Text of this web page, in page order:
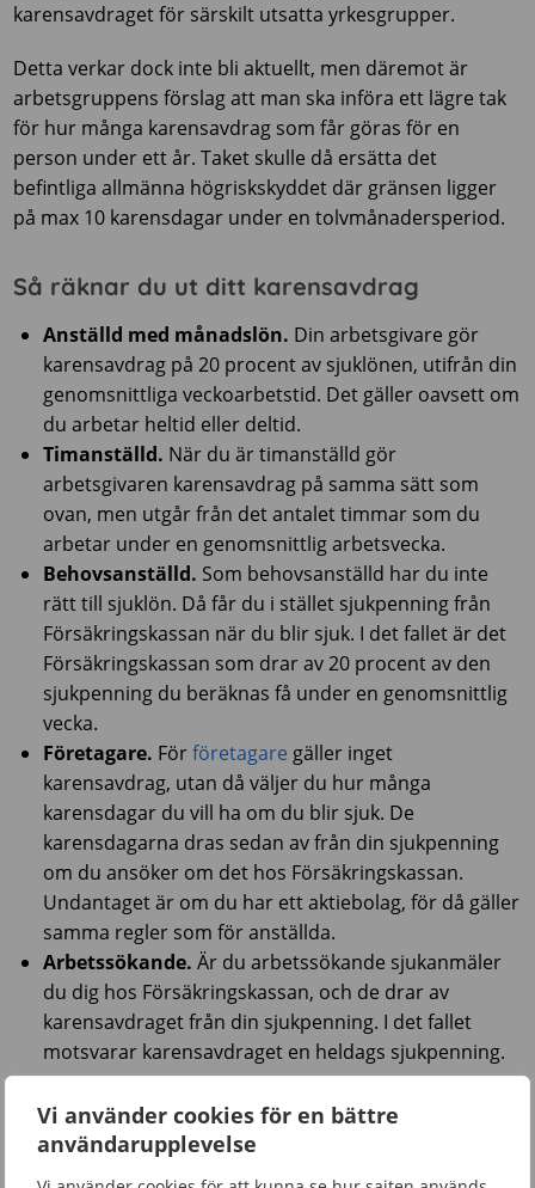
Vi använder cookies för en bättre
användarupplevelse
karensavdraget för särskilt utsatta yrkesgrupper.
Detta verkar dock inte bli aktuellt, men däremot är
arbetsgruppens förslag att man ska införa ett lägre tak
för hur många karensavdrag som får göras för en
person under ett år. Taket skulle då ersätta det
befintliga allmänna högriskskyddet där gränsen ligger
på max 10 karensdagar under en tolvmånadersperiod.
Så räknar du ut ditt karensavdrag
Anställd med månadslön. Din arbetsgivare gör
karensavdrag på 20 procent av sjuklönen, utifrån din
genomsnittliga veckoarbetstid. Det gäller oavsett om
du arbetar heltid eller deltid.
Timanställd. När du är timanställd gör
arbetsgivaren karensavdrag på samma sätt som
ovan, men utgår från det antalet timmar som du
arbetar under en genomsnittlig arbetsvecka.
Behovsanställd. Som behovsanställd har du inte
rätt till sjuklön. Då får du i stället sjukpenning från
Försäkringskassan när du blir sjuk. I det fallet är det
Försäkringskassan som drar av 20 procent av den
sjukpenning du beräknas få under en genomsnittlig
vecka.
Företagare. Förföretagare gäller inget
karensavdrag, utan då väljer du hur många
karensdagar du vill ha om du blir sjuk. De
karensdagarna dras sedan av från din sjukpenning
om du ansöker om det hos Försäkringskassan.
Undantaget är om du har ett aktiebolag, för då gäller
samma regler som för anställda.
Arbetssökande. Är du arbetssökande sjukanmäler
du dig hos Försäkringskassan, och de drar av
karensavdraget från din sjukpenning. I det fallet
motsvarar karensavdraget en heldags sjukpenning.
Vad händer om jag blir sjuk igen?
Har det gått fem kalenderdagar eller mer när du blir